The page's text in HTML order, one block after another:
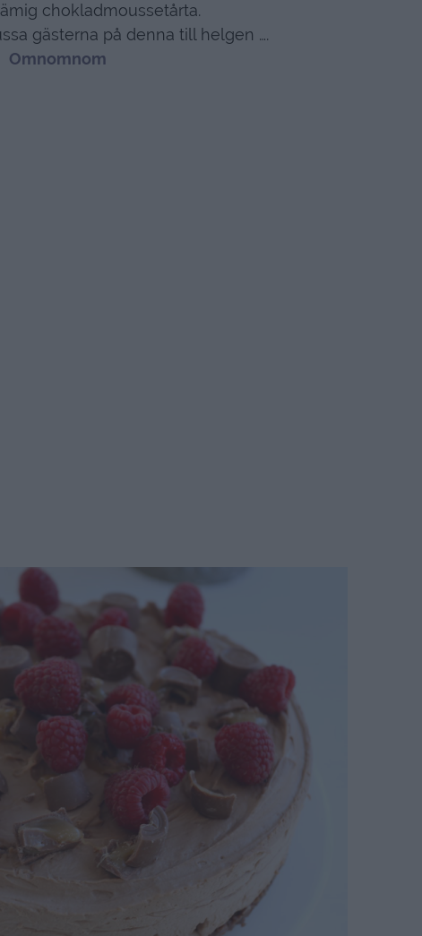
chokladmoussetårta.
gästerna på denna till helgen ….
Omnomnom